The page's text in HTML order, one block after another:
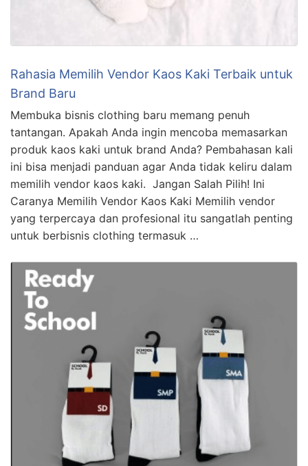
Rahasia Memilih Vendor Kaos Kaki Terbaik untuk
Brand Baru
Membuka bisnis clothing baru memang penuh
tantangan. Apakah Anda ingin mencoba memasarkan
produk kaos kaki untuk brand Anda? Pembahasan kali
ini bisa menjadi panduan agar Anda tidak keliru dalam
memilih vendor kaos kaki. Jangan Salah Pilih! Ini
Caranya Memilih Vendor Kaos Kaki Memilih vendor
yang terpercaya dan profesional itu sangatlah penting
untuk berbisnis clothing termasuk …